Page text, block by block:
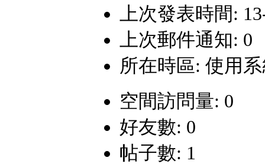
上次發表時間:
上次郵件通知: 0
所在時區: 使用
空間訪問量: 0
好友數: 0
帖子數: 1